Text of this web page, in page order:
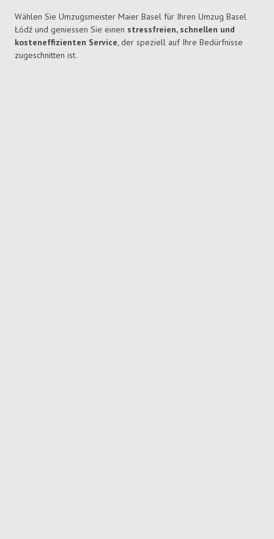
Wählen Sie Umzugsmeister Maier Basel für Ihren Umzug Basel
Łódź und geniessen Sie einen stressfreien, schnellen und
kosteneffizienten Service, der speziell auf Ihre Bedürfnisse
zugeschnitten ist.